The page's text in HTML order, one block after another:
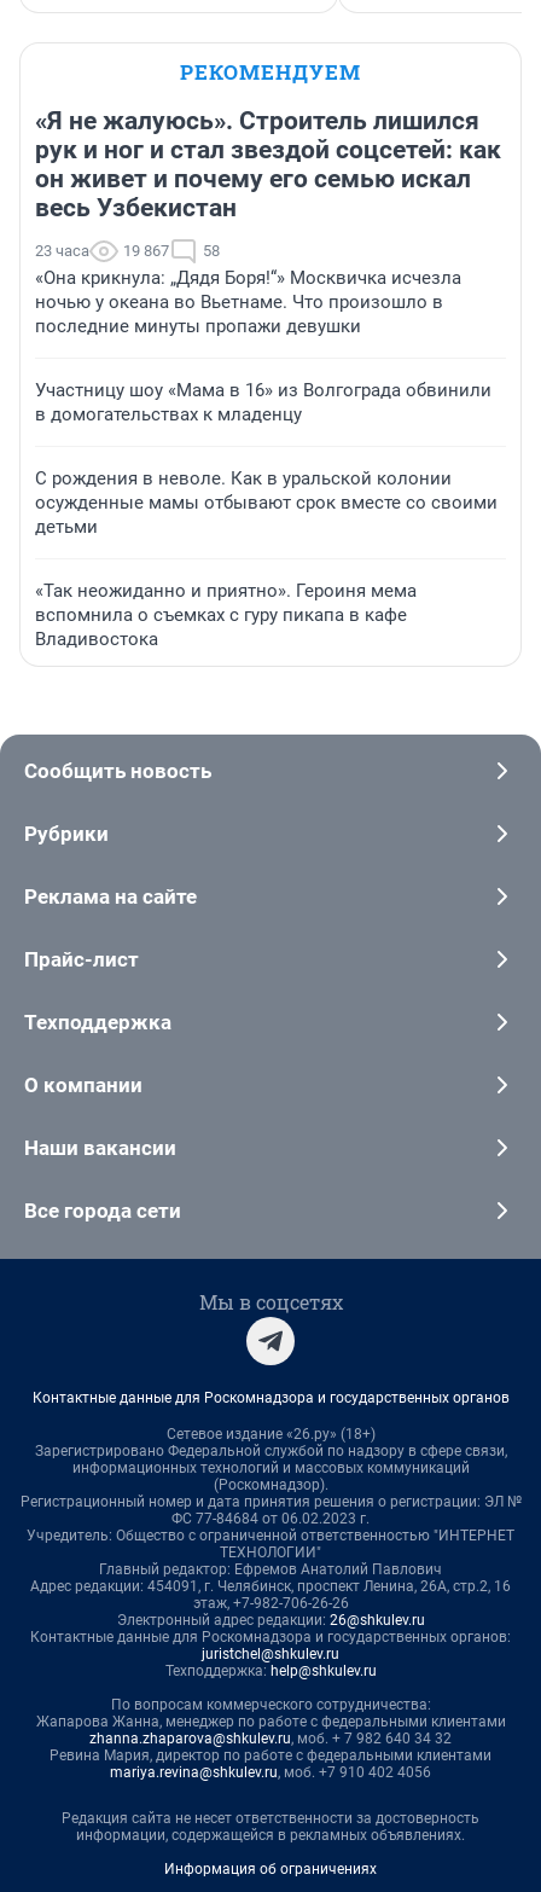
РЕКОМЕНДУЕМ
«Я не жалуюсь». Строитель лишился
рук и ног и стал звездой соцсетей: как
он живет и почему его семью искал
весь Узбекистан
23 часа 19 867 58
«Она крикнула: „Дядя Боря!“» Москвичка исчезла
ночью у океана во Вьетнаме. Что произошло в
последние минуты пропажи девушки
Участницу шоу «Мама в 16» из Волгограда обвинили
в домогательствах к младенцу
С рождения в неволе. Как в уральской колонии
осужденные мамы отбывают срок вместе со своими
детьми
«Так неожиданно и приятно». Героиня мема
вспомнила о съемках с гуру пикапа в кафе
Владивостока
Сообщить новость
Рубрики
Реклама на сайте
Прайс-лист
Техподдержка
О компании
Наши вакансии
Все города сети
Мы в соцсетях
Контактные данные для Роскомнадзора и государственных органов
Сетевое издание «26.ру» (18+)
Зарегистрировано Федеральной службой по надзору в сфере связи,
информационных технологий и массовых коммуникаций
(Роскомнадзор).
Регистрационный номер и дата принятия решения о регистрации: ЭЛ №
ФС 77-84684 от 06.02.2023 г.
Учредитель: Общество с ограниченной ответственностью "ИНТЕРНЕТ
ТЕХНОЛОГИИ"
Главный редактор: Ефремов Анатолий Павлович
Адрес редакции: 454091, г. Челябинск, проспект Ленина, 26А, стр.2, 16
этаж, +7-982-706-26-26
Электронный адрес редакции: 26@shkulev.ru
Контактные данные для Роскомнадзора и государственных органов:
juristchel@shkulev.ru
Техподдержка: help@shkulev.ru
По вопросам коммерческого сотрудничества:
Жапарова Жанна, менеджер по работе с федеральными клиентами
zhanna.zhaparova@shkulev.ru, моб. + 7 982 640 34 32
Ревина Мария, директор по работе с федеральными клиентами
mariya.revina@shkulev.ru, моб. +7 910 402 4056
Редакция сайта не несет ответственности за достоверность
информации, содержащейся в рекламных объявлениях.
Информация об ограничениях